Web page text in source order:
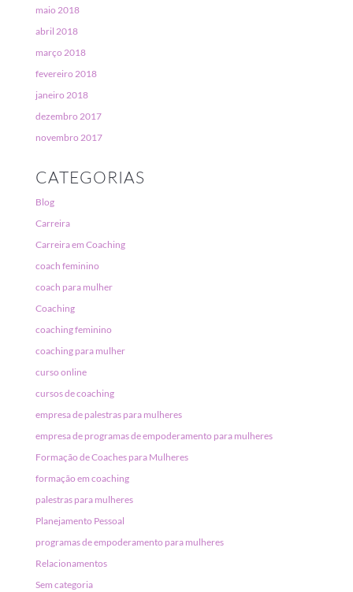
maio 2018
abril 2018
março 2018
fevereiro 2018
janeiro 2018
dezembro 2017
novembro 2017
CATEGORIAS
Blog
Carreira
Carreira em Coaching
coach feminino
coach para mulher
Coaching
coaching feminino
coaching para mulher
curso online
cursos de coaching
empresa de palestras para mulheres
empresa de programas de empoderamento para mulheres
Formação de Coaches para Mulheres
formação em coaching
palestras para mulheres
Planejamento Pessoal
programas de empoderamento para mulheres
Relacionamentos
Sem categoria